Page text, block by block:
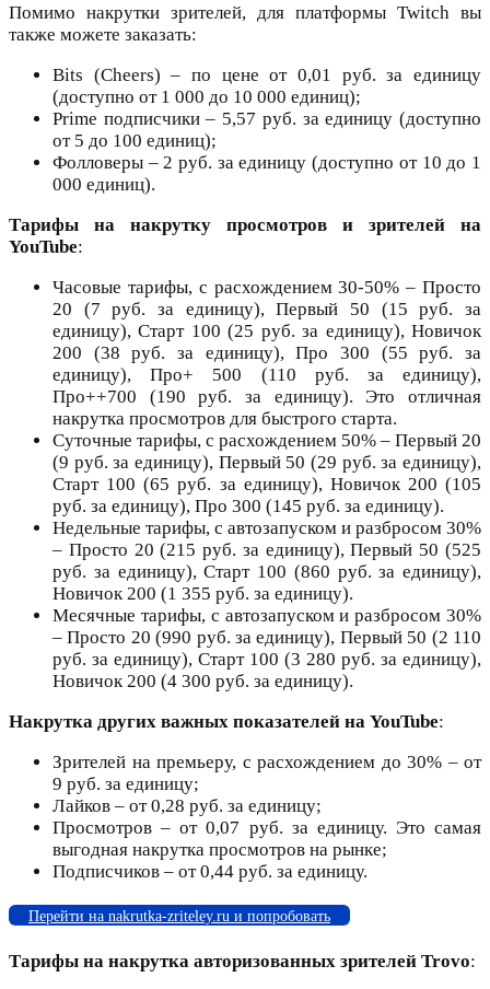
Помимо накрутки зрителей, для платформы Twitch вы
также можете заказать:
Bits (Cheers) – по цене от 0,01 руб. за единицу
(доступно от 1 000 до 10 000 единиц);
Prime подписчики – 5,57 руб. за единицу (доступно
от 5 до 100 единиц);
Фолловеры – 2 руб. за единицу (доступно от 10 до 1
000 единиц).
Тарифы на накрутку просмотров и зрителей на
YouTube:
Часовые тарифы, с расхождением 30-50% – Просто
20 (7 руб. за единицу), Первый 50 (15 руб. за
единицу), Старт 100 (25 руб. за единицу), Новичок
200 (38 руб. за единицу), Про 300 (55 руб. за
единицу), Про+ 500 (110 руб. за единицу),
Про++700 (190 руб. за единицу). Это отличная
накрутка просмотров для быстрого старта.
Суточные тарифы, с расхождением 50% – Первый 20
(9 руб. за единицу), Первый 50 (29 руб. за единицу),
Старт 100 (65 руб. за единицу), Новичок 200 (105
руб. за единицу), Про 300 (145 руб. за единицу).
Недельные тарифы, с автозапуском и разбросом 30%
– Просто 20 (215 руб. за единицу), Первый 50 (525
руб. за единицу), Старт 100 (860 руб. за единицу),
Новичок 200 (1 355 руб. за единицу).
Месячные тарифы, с автозапуском и разбросом 30%
– Просто 20 (990 руб. за единицу), Первый 50 (2 110
руб. за единицу), Старт 100 (3 280 руб. за единицу),
Новичок 200 (4 300 руб. за единицу).
Накрутка других важных показателей на YouTube:
Зрителей на премьеру, с расхождением до 30% – от
9 руб. за единицу;
Лайков – от 0,28 руб. за единицу;
Просмотров – от 0,07 руб. за единицу. Это самая
выгодная накрутка просмотров на рынке;
Подписчиков – от 0,44 руб. за единицу.
Перейти на nakrutka-zriteley.ru и попробовать
Тарифы на накрутка авторизованных зрителей Trovo: